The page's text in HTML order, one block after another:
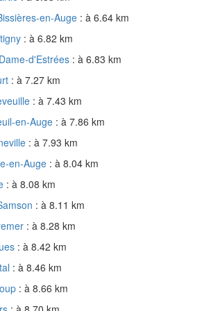
en-Auge : à 6.64 km
: à 6.82 km
d'Estrées : à 6.83 km
: à 7.27 km
: à 7.43 km
en-Auge : à 7.86 km
: à 7.93 km
en-Auge : à 8.04 km
: à 8.08 km
: à 8.11 km
: à 8.28 km
: à 8.42 km
: à 8.46 km
: à 8.66 km